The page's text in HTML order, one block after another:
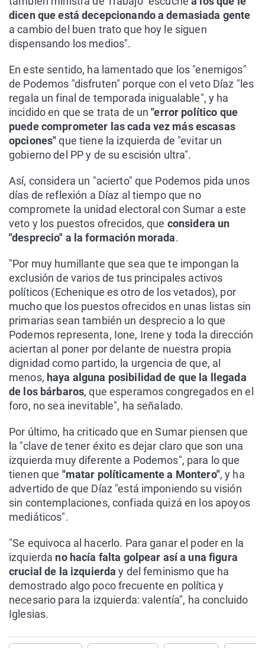
dicen que está decepcionando a demasiada gente
a cambio del buen trato que hoy le siguen
dispensando los medios".
En este sentido, ha lamentado que los "enemigos"
de Podemos "disfruten" porque con el veto Díaz "les
regala un final de temporada inigualable", y ha
incidido en que se trata de un"error político que
puede comprometer las cada vez más escasas
opciones"que tiene la izquierda de "evitar un
gobierno del PP y de su escisión ultra".
Así, considera un "acierto" que Podemos pida unos
días de reflexión a Díaz al tiempo que no
compromete la unidad electoral con Sumar a este
veto y los puestos ofrecidos, que considera un
"desprecio" a la formación morada.
"Por muy humillante que sea que te impongan la
exclusión de varios de tus principales activos
políticos (Echenique es otro de los vetados), por
mucho que los puestos ofrecidos en unas listas sin
primarias sean también un desprecio a lo que
Podemos representa, Ione, Irene y toda la dirección
aciertan al poner por delante de nuestra propia
dignidad como partido, la urgencia de que, al
menos, haya alguna posibilidad de que la llegada
de los bárbaros, que esperamos congregados en el
foro, no sea inevitable", ha señalado.
Por último, ha criticado que en Sumar piensen que
la "clave de tener éxito es dejar claro que son una
izquierda muy diferente a Podemos", para lo que
tienen que "matar políticamente a Montero", y ha
advertido de que Díaz "está imponiendo su visión
sin contemplaciones, confiada quizá en los apoyos
mediáticos".
"Se equivoca al hacerlo. Para ganar el poder en la
izquierda no hacía falta golpear así a una figura
crucial de la izquierday del feminismo que ha
demostrado algo poco frecuente en política y
necesario para la izquierda: valentía", ha concluido
Iglesias.